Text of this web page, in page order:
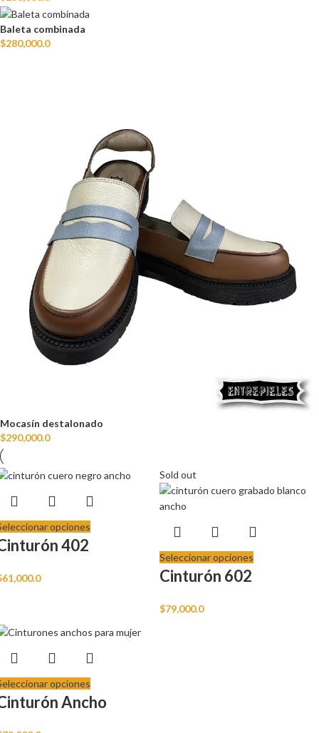
Baleta combinada
$280,000.0
Mocasín destalonado
$290,000.0
opciones
402
61,000.0
Sold out
Seleccionar opciones
Cinturón 602
$79,000.0
opciones
Ancho